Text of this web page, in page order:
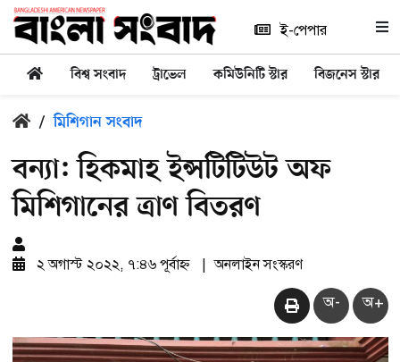
ই-পেপার
বিশ্ব সংবাদ ট্রাভেল কমিউনিটি স্টার বিজনেস স্টার
/ মিশিগান সংবাদ
বন্যা: হিকমাহ ইন্সটিটিউট অফ
মিশিগানের ত্রাণ বিতরণ
২ অগাস্ট ২০২২, ৭:৪৬ পূর্বাহ্ন অনলাইন সংস্করণ
অ- অ+